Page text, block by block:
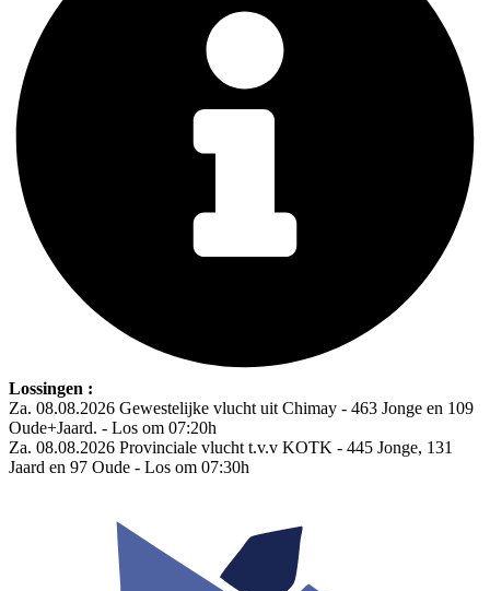
Lossingen :
Za. 08.08.2026 Gewestelijke vlucht uit Chimay - 463 Jonge en 109
Oude+Jaard. - Los om 07:20h
Za. 08.08.2026 Provinciale vlucht t.v.v KOTK - 445 Jonge, 131
Jaard en 97 Oude - Los om 07:30h